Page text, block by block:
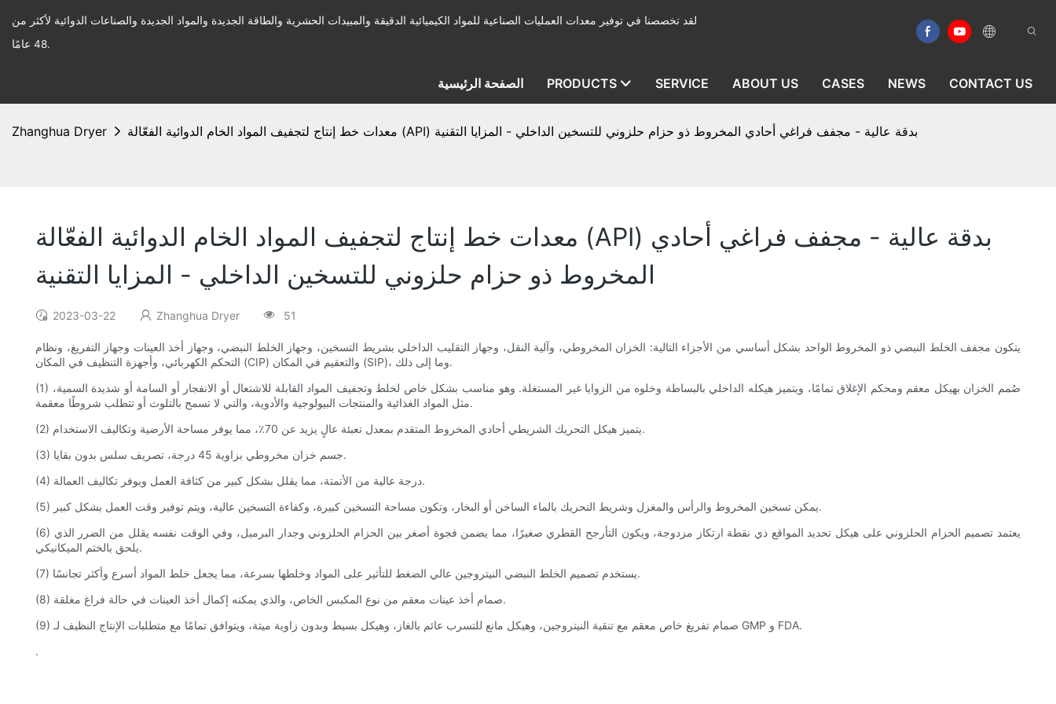
لقد تخصصنا في توفير معدات العمليات الصناعية للمواد الكيميائية الدقيقة والمبيدات الحشرية والطاقة الجديدة والمواد الجديدة والصناعات الدوائية لأكثر من
48 عامًا.
الصفحة الرئيسية PRODUCTS SERVICE ABOUT US CASES NEWS CONTACT US
Zhanghua Dryer معدات خط إنتاج لتجفيف المواد الخام الدوائية الفعّالة (API) بدقة عالية - مجفف فراغي أحادي المخروط ذو حزام حلزوني للتسخين الداخلي - المزايا التقنية
معدات خط إنتاج لتجفيف المواد الخام الدوائية الفعّالة (API) بدقة عالية - مجفف فراغي أحادي
المخروط ذو حزام حلزوني للتسخين الداخلي - المزايا التقنية
2023-03-22 Zhanghua Dryer 51
يتكون مجفف الخلط النبضي ذو المخروط الواحد بشكل أساسي من الأجزاء التالية: الخزان المخروطي، وآلية النقل، وجهاز التقليب الداخلي بشريط التسخين، وجهاز الخلط النبضي، وجهاز أخذ العينات وجهاز التفريغ، ونظام
التحكم الكهربائي، وأجهزة التنظيف في المكان (CIP) والتعقيم في المكان (SIP)، وما إلى ذلك.
(1) صُمم الخزان بهيكل معقم ومحكم الإغلاق تمامًا، ويتميز هيكله الداخلي بالبساطة وخلوه من الزوايا غير المستغلة. وهو مناسب بشكل خاص لخلط وتجفيف المواد القابلة للاشتعال أو الانفجار أو السامة أو شديدة السمية،
مثل المواد الغذائية والمنتجات البيولوجية والأدوية، والتي لا تسمح بالتلوث أو تتطلب شروطًا معقمة.
(2) يتميز هيكل التحريك الشريطي أحادي المخروط المتقدم بمعدل تعبئة عالٍ يزيد عن 70٪، مما يوفر مساحة الأرضية وتكاليف الاستخدام.
(3) جسم خزان مخروطي بزاوية 45 درجة، تصريف سلس بدون بقايا.
(4) درجة عالية من الأتمتة، مما يقلل بشكل كبير من كثافة العمل ويوفر تكاليف العمالة.
(5) يمكن تسخين المخروط والرأس والمغزل وشريط التحريك بالماء الساخن أو البخار، وتكون مساحة التسخين كبيرة، وكفاءة التسخين عالية، ويتم توفير وقت العمل بشكل كبير.
(6) يعتمد تصميم الحزام الحلزوني على هيكل تحديد المواقع ذي نقطة ارتكاز مزدوجة، ويكون التأرجح القطري صغيرًا، مما يضمن فجوة أصغر بين الحزام الحلزوني وجدار البرميل، وفي الوقت نفسه يقلل من الضرر الذي
يلحق بالختم الميكانيكي.
(7) يستخدم تصميم الخلط النبضي النيتروجين عالي الضغط للتأثير على المواد وخلطها بسرعة، مما يجعل خلط المواد أسرع وأكثر تجانسًا.
(8) صمام أخذ عينات معقم من نوع المكبس الخاص، والذي يمكنه إكمال أخذ العينات في حالة فراغ مغلقة.
(9) صمام تفريغ خاص معقم مع تنقية النيتروجين، وهيكل مانع للتسرب عائم بالغاز، وهيكل بسيط وبدون زاوية ميتة، ويتوافق تمامًا مع متطلبات الإنتاج النظيف لـ GMP و FDA.
.